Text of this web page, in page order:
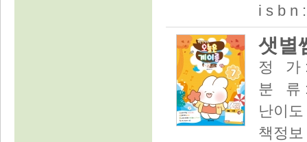
i s b n
샛별
정 가
분 류
난이
책정